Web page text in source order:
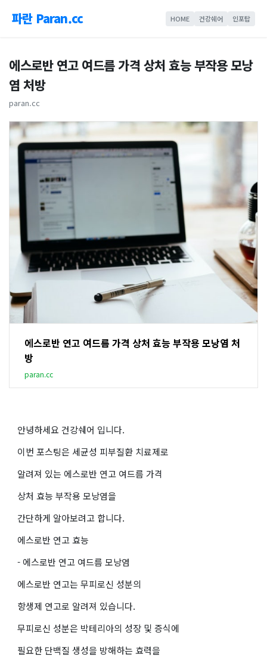
파란 Paran.cc HOME 건강쉐어 인포탑
에스로반 연고 여드름 가격 상처 효능 부작용 모낭
염 처방
paran.cc
에스로반 연고 여드름 가격 상처 효능 부작용 모낭염 처
방
paran.cc
안녕하세요 건강쉐어 입니다.
이번 포스팅은 세균성 피부질환 치료제로
알려져 있는 에스로반 연고 여드름 가격
상처 효능 부작용 모낭염을
간단하게 알아보려고 합니다.
에스로반 연고 효능
- 에스로반 연고 여드름 모낭염
에스로반 연고는 무피로신 성분의
항생제 연고로 알려져 있습니다.
무피로신 성분은 박테리아의 성장 및 증식에
필요한 단백질 생성을 방해하는 효력을